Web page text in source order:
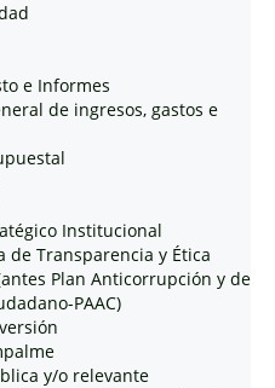
e Informes
de ingresos, gastos e
Institucional
de Transparencia y Ética
Plan Anticorrupción y de
PAAC)
y/o relevante